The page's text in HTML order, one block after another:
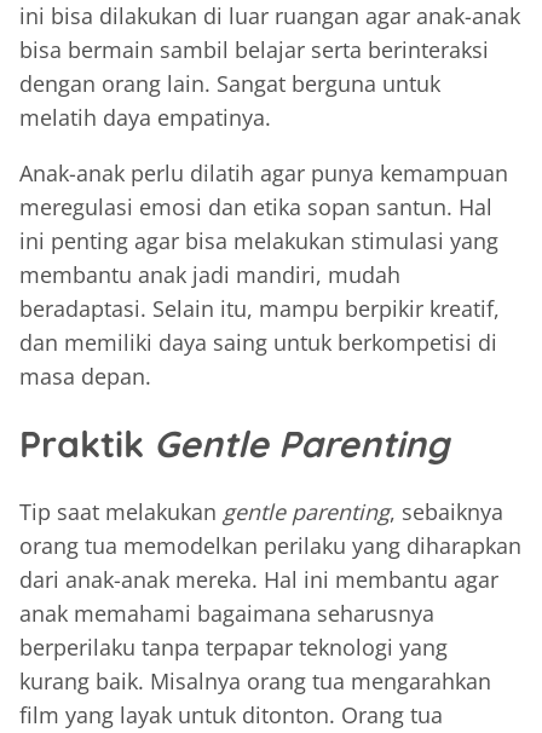
ini bisa dilakukan di luar ruangan agar anak-anak
bisa bermain sambil belajar serta berinteraksi
dengan orang lain. Sangat berguna untuk
melatih daya empatinya.
Anak-anak perlu dilatih agar punya kemampuan
meregulasi emosi dan etika sopan santun. Hal
ini penting agar bisa melakukan stimulasi yang
membantu anak jadi mandiri, mudah
beradaptasi. Selain itu, mampu berpikir kreatif,
dan memiliki daya saing untuk berkompetisi di
masa depan.
Praktik Gentle Parenting
Tip saat melakukan gentle parenting, sebaiknya
orang tua memodelkan perilaku yang diharapkan
dari anak-anak mereka. Hal ini membantu agar
anak memahami bagaimana seharusnya
berperilaku tanpa terpapar teknologi yang
kurang baik. Misalnya orang tua mengarahkan
film yang layak untuk ditonton. Orang tua